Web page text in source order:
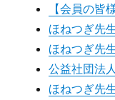
【会員の皆
ほねつぎ先
ほねつぎ先
公益社団法
ほねつぎ先